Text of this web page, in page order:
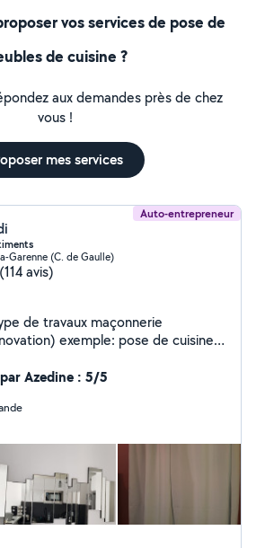
vos services de pose de
de cuisine ?
aux demandes près de chez
vous !
mes services
Auto-entrepreneur
Garenne (C. de Gaulle)
(114 avis)
de travaux maçonnerie
exemple: pose de cuisine
vasque, tringle, suspension,
bain, carrelage,pose et
peinture, pose de briques et
Azedine : 5/5